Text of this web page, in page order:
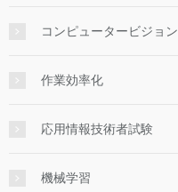
コンピュータービジョン
作業効率化
応用情報技術者試験
機械学習